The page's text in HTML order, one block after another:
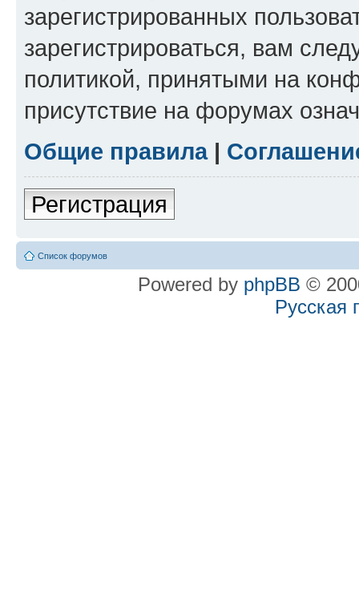
зарегистрированных
зарегистрироваться, вам
политикой, принятыми на
присутствие на форумах
Общие правила|
Регистрация
Список форумов
Powered by phpBB ©
Русская